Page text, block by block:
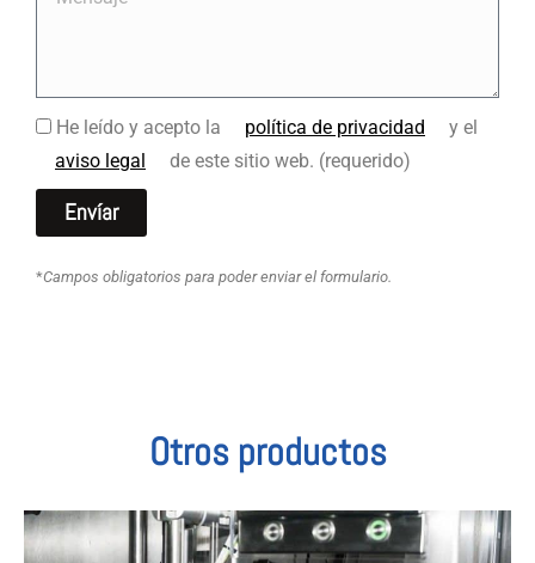
He leído y acepto la política de privacidad
y el
aviso legal
de este sitio web. (requerido)
Envíar
*Campos obligatorios para poder enviar el formulario.
Otros productos